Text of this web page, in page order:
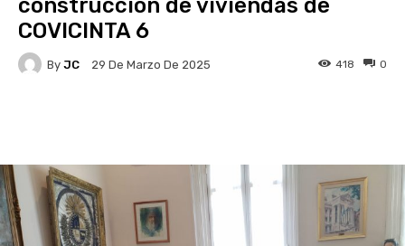
construcción de viviendas de
COVICINTA 6
By JC 29 De Marzo De 2025 0
418